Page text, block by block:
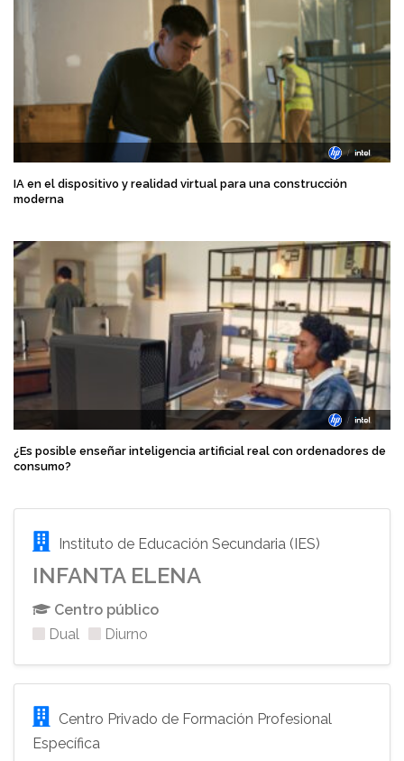
IA en el dispositivo y realidad virtual para una construcción
moderna
¿Es posible enseñar inteligencia artificial real con ordenadores de
consumo?
Instituto de Educación Secundaria (IES)
INFANTA ELENA
Centro público
Dual
Diurno
Centro Privado de Formación Profesional
Específica